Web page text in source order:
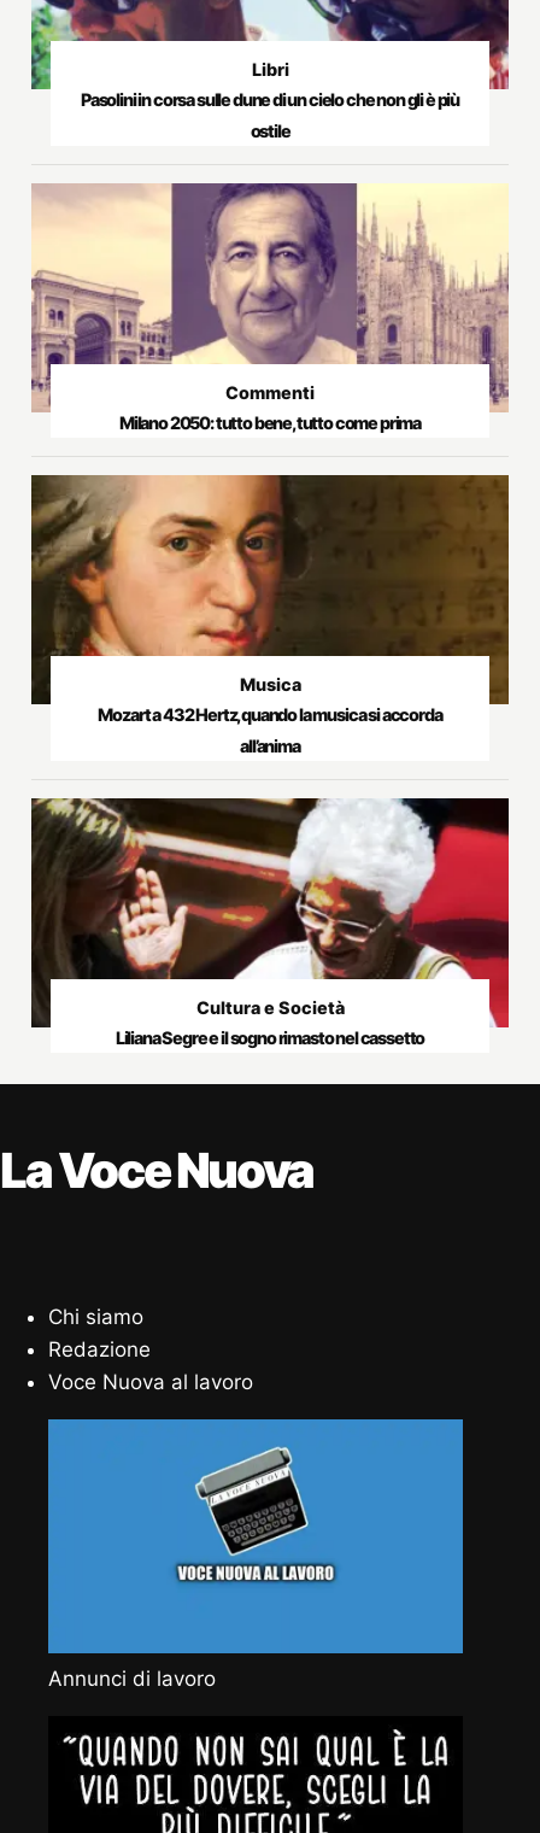
Libri
Pasolini in corsa sulle dune di un cielo che non gli è più
ostile
Commenti
Milano 2050: tutto bene, tutto come prima
Musica
Mozart a 432 Hertz, quando la musica si accorda
all’anima
Cultura e Società
Liliana Segre e il sogno rimasto nel cassetto
La Voce Nuova
Chi siamo
Redazione
Voce Nuova al lavoro
Annunci di lavoro